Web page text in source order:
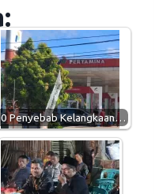
Penyebab Kelangkaan…